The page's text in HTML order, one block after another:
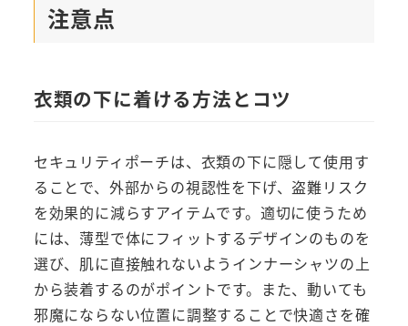
注意点
衣類の下に着ける方法とコツ
セキュリティポーチは、衣類の下に隠して使用す
ることで、外部からの視認性を下げ、盗難リスク
を効果的に減らすアイテムです。適切に使うため
には、薄型で体にフィットするデザインのものを
選び、肌に直接触れないようインナーシャツの上
から装着するのがポイントです。また、動いても
邪魔にならない位置に調整することで快適さを確